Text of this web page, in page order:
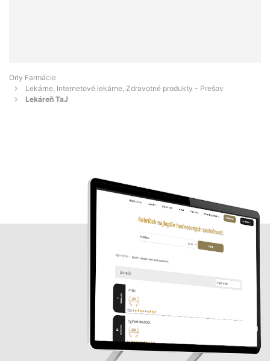
Orly Farmácie
Lekárne, Internetové lekárne, Zdravotné produkty - Prešov
Lekáreň TaJ